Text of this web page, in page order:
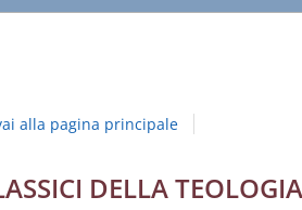
degli
Campania
"Luigi
alla pagina principale
DELLA TEOLOGIA